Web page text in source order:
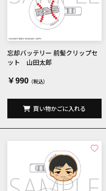
忘却バッテリー 前髪クリップセ
ット 山田太郎
￥990
買い物かごに入れる